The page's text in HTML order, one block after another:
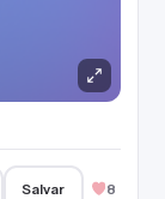
Salvar 8